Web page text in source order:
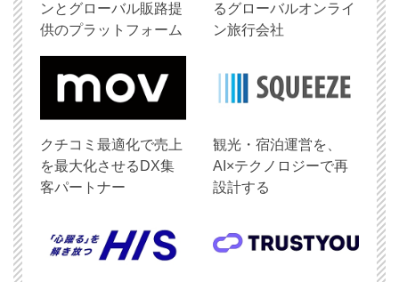
ンとグローバル販路提
供のプラットフォーム
るグローバルオンライ
ン旅行会社
クチコミ最適化で売上
を最大化させるDX集
客パートナー
観光・宿泊運営を、
AI×テクノロジーで再
設計する